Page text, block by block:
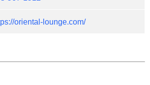
oriental-lounge.com/